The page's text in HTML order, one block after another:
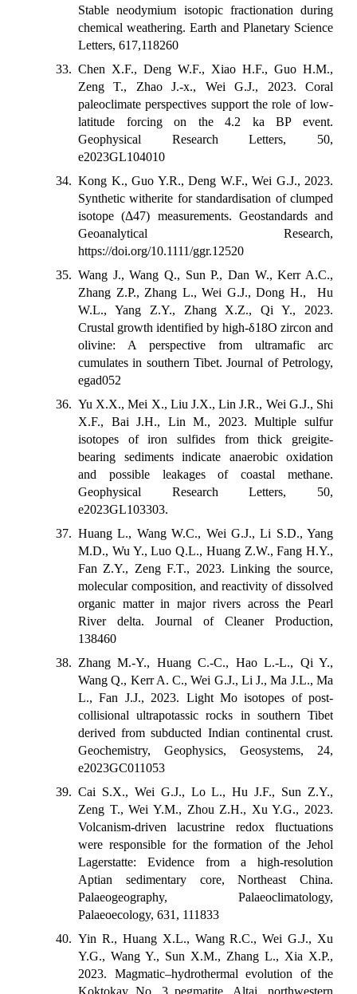
Stable neodymium isotopic fractionation during
chemical weathering. Earth and Planetary Science
Letters, 617,118260
33. Chen X.F., Deng W.F., Xiao H.F., Guo H.M.,
Zeng T., Zhao J.-x., Wei G.J., 2023. Coral
paleoclimate perspectives support the role of low-
latitude forcing on the 4.2 ka BP event.
Geophysical Research Letters, 50,
e2023GL104010
34. Kong K., Guo Y.R., Deng W.F., Wei G.J., 2023.
Synthetic witherite for standardisation of clumped
isotope (Δ47) measurements. Geostandards and
Geoanalytical Research,
https://doi.org/10.1111/ggr.12520
35. Wang J., Wang Q., Sun P., Dan W., Kerr A.C.,
Zhang Z.P., Zhang L., Wei G.J., Dong H., Hu
W.L., Yang Z.Y., Zhang X.Z., Qi Y., 2023.
Crustal growth identified by high-δ18O zircon and
olivine: A perspective from ultramafic arc
cumulates in southern Tibet. Journal of Petrology,
egad052
36. Yu X.X., Mei X., Liu J.X., Lin J.R., Wei G.J., Shi
X.F., Bai J.H., Lin M., 2023. Multiple sulfur
isotopes of iron sulfides from thick greigite-
bearing sediments indicate anaerobic oxidation
and possible leakages of coastal methane.
Geophysical Research Letters, 50,
e2023GL103303.
37. Huang L., Wang W.C., Wei G.J., Li S.D., Yang
M.D., Wu Y., Luo Q.L., Huang Z.W., Fang H.Y.,
Fan Z.Y., Zeng F.T., 2023. Linking the source,
molecular composition, and reactivity of dissolved
organic matter in major rivers across the Pearl
River delta. Journal of Cleaner Production,
138460
38. Zhang M.-Y., Huang C.-C., Hao L.-L., Qi Y.,
Wang Q., Kerr A. C., Wei G.J., Li J., Ma J.L., Ma
L., Fan J.J., 2023. Light Mo isotopes of post-
collisional ultrapotassic rocks in southern Tibet
derived from subducted Indian continental crust.
Geochemistry, Geophysics, Geosystems, 24,
e2023GC011053
39. Cai S.X., Wei G.J., Lo L., Hu J.F., Sun Z.Y.,
Zeng T., Wei Y.M., Zhou Z.H., Xu Y.G., 2023.
Volcanism-driven lacustrine redox fluctuations
were responsible for the formation of the Jehol
Lagerstatte: Evidence from a high-resolution
Aptian sedimentary core, Northeast China.
Palaeogeography, Palaeoclimatology,
Palaeoecology, 631, 111833
40. Yin R., Huang X.L., Wang R.C., Wei G.J., Xu
Y.G., Wang Y., Sun X.M., Zhang L., Xia X.P.,
2023. Magmatic–hydrothermal evolution of the
Koktokay No. 3 pegmatite, Altai, northwestern